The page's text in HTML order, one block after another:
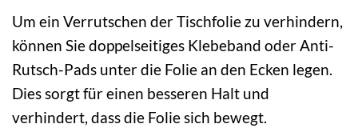
Um ein Verrutschen der Tischfolie zu verhindern,
können Sie doppelseitiges Klebeband oder Anti-
Rutsch-Pads unter die Folie an den Ecken legen.
Dies sorgt für einen besseren Halt und
verhindert, dass die Folie sich bewegt.